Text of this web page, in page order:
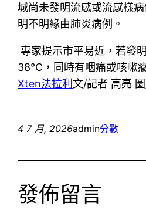
城尚未發明流感或流感樣
明不明緣由肺炎病例。
專家提示市平易近，若發
38℃，同時有咽痛或咳嗽
Xten法拉利文/記者 高亮
4 7 月, 2026admin分數
發佈留言